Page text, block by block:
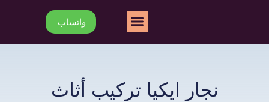
Menu واتساب
نجار ايكيا تركيب أثاث